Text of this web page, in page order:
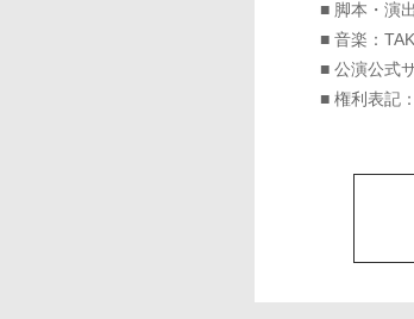
■ 脚本・演
■ 音楽：
■ 公演公式
■ 権利表記